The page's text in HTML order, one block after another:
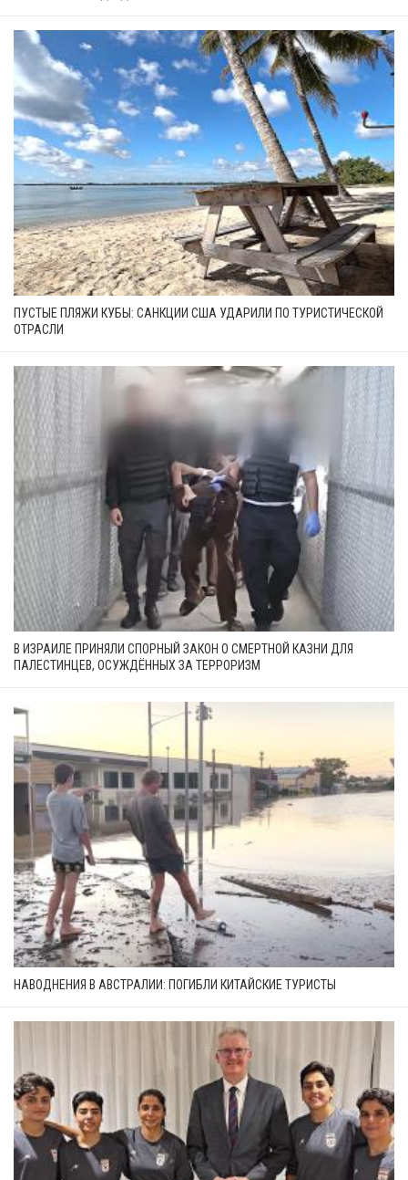
ПУСТЫЕ ПЛЯЖИ КУБЫ: САНКЦИИ США УДАРИЛИ ПО ТУРИСТИЧЕСКОЙ
ОТРАСЛИ
В ИЗРАИЛЕ ПРИНЯЛИ СПОРНЫЙ ЗАКОН О СМЕРТНОЙ КАЗНИ ДЛЯ
ПАЛЕСТИНЦЕВ, ОСУЖДЁННЫХ ЗА ТЕРРОРИЗМ
НАВОДНЕНИЯ В АВСТРАЛИИ: ПОГИБЛИ КИТАЙСКИЕ ТУРИСТЫ